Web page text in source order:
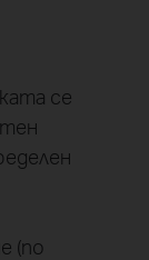
се
(по